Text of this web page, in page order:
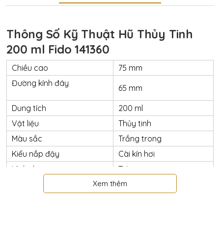
Thông Số Kỹ Thuật Hũ Thủy Tinh
200 ml Fido 141360
Chiều cao
75 mm
Đường kính đáy
65 mm
Dung tích
200 ml
Vật liệu
Thủy tinh
Màu sắc
Trắng trong
Kiểu nắp đậy
Cài kín hơi
Hình dạng
Tròn
Chức năng Chứa đựng thực phẩm
Xem thêm